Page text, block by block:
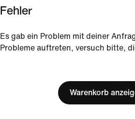
Fehler
Es gab ein Problem mit deiner
Probleme auftreten, versuch bitte,
Warenkorb